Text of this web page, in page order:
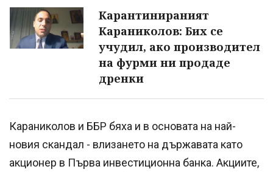
Карантинираният
Караниколов: Бих се
учудил, ако производител
на фурми ни продаде
дренки
Караниколов и ББР бяха и в основата на най-
новия скандал - влизането на държавата като
акционер в Първа инвестиционна банка. Акциите,